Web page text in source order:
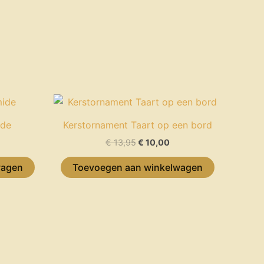
Kerstornament Taart op een bord
€13,95
Oorspronkelijke
was:
€ 13,95.
€ 10,00
Huidige
prijs
€ 10,00.
Toevoegen aan winkelwagen